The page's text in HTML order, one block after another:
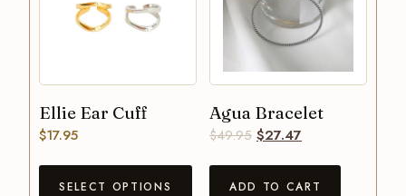
Ellie Ear Cuff
$17.95
SELECT OPTIONS
Agua Bracelet
$49.95 $27.47
ADD TO CART